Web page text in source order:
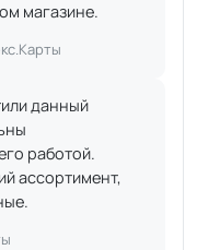
магазине.
данный
работой.
ассортимент,